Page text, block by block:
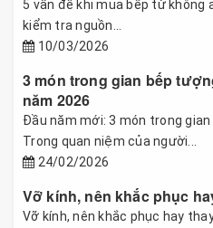
5 vấn đề khi mua bếp từ không
kiểm tra nguồn...
10/03/2026
3 món trong gian bếp
năm 2026
Đầu năm mới: 3 món trong
Trong quan niệm của người...
24/02/2026
Vỡ kính, nên khắc phục
Vỡ kính, nên khắc phục hay